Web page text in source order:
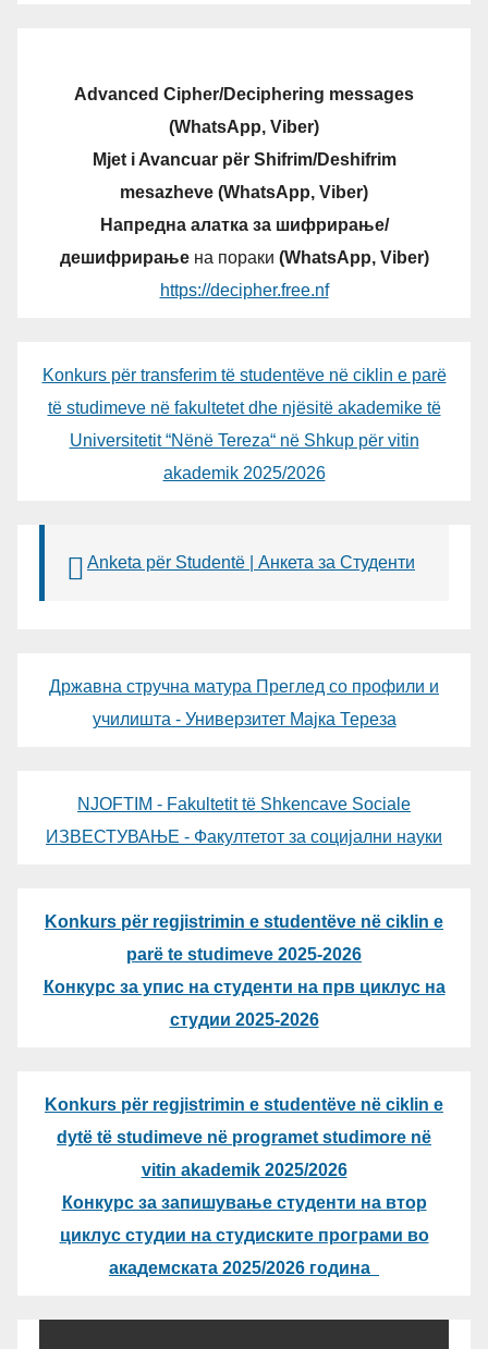
Advanced Cipher/Deciphering messages
(WhatsApp, Viber)
Mjet i Avancuar për Shifrim/Deshifrim
mesazheve (WhatsApp, Viber)
Напредна алатка за шифрирање/
дешифрирањена пораки (WhatsApp, Viber)
https://decipher.free.nf
Konkurs për transferim të studentëve në ciklin e parë
të studimeve në fakultetet dhe njësitë akademike të
Universitetit “Nënë Tereza“ në Shkup për vitin
akademik 2025/2026
Anketa për Studentë | Анкета за Студенти
Државна стручна матура Преглед со профили и
училишта - Универзитет Мајка Тереза
NJOFTIM - Fakultetit të Shkencave Sociale
ИЗВЕСТУВАЊЕ - Факултетот за социјални науки
Konkurs për regjistrimin e studentëve në ciklin e
parë te studimeve 2025-2026
Конкурс за упис на студенти на прв циклус на
студии 2025-2026
Konkurs për regjistrimin e studentëve në ciklin e
dytë të studimeve në programet studimore në
vitin akademik 2025/2026
Конкурс за запишување студенти на втор
циклус студии на студиските програми во
академската 2025/2026 година